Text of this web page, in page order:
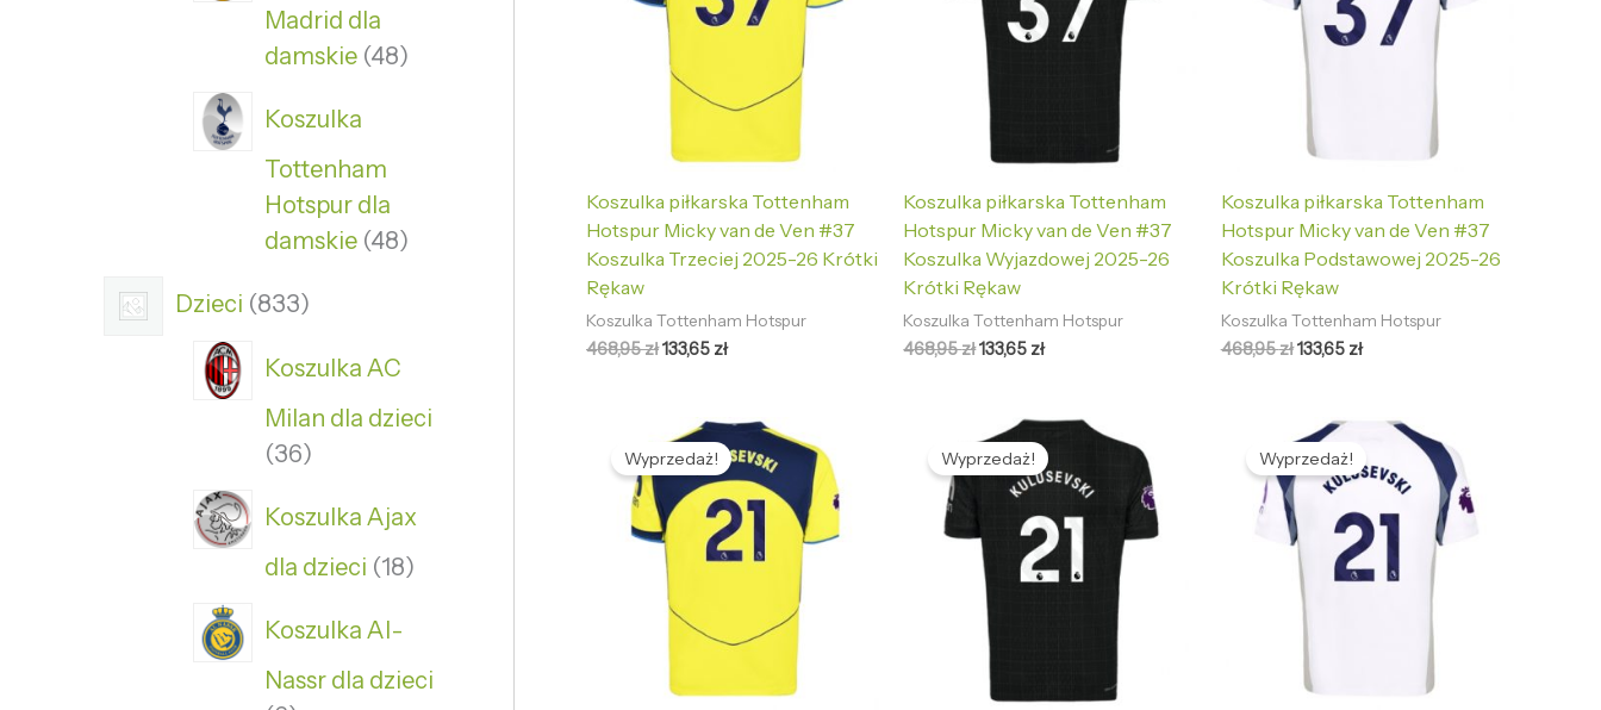
Madrid dla
damskie 48
Koszulka
Tottenham
Hotspur dla
damskie 48
Dzieci 833
Koszulka AC
Milan dla dzieci
36
Koszulka Ajax
dla dzieci 18
Koszulka Al-
Nassr dla dzieci
Koszulka piłkarska Tottenham
Hotspur Micky van de Ven #37
Koszulka Trzeciej 2025-26 Krótki
Rękaw
Koszulka Tottenham Hotspur
468,95zł133,65 zł
Koszulka piłkarska Tottenham
Hotspur Micky van de Ven #37
Koszulka Wyjazdowej 2025-26
Krótki Rękaw
Koszulka Tottenham Hotspur
468,95zł133,65 zł
Koszulka piłkarska Tottenham
Hotspur Micky van de Ven #37
Koszulka Podstawowej 2025-26
Krótki Rękaw
Koszulka Tottenham Hotspur
468,95zł133,65 zł
Wyprzedaż!
Pierwotna
cena
wynosiła:
468,95 zł.
Aktualna
cena
wynosi:
133,65 zł.
Wyprzedaż!
Pierwotna
cena
wynosiła:
468,95 zł.
Aktualna
cena
wynosi:
133,65 zł.
Wyprzedaż!
Pierwotna
cena
wynosiła:
468,95 zł.
Aktualna
wynosi:
133,65 zł.